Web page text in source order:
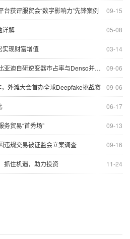
09-15
获评服贸会“数字影响力”先锋案例
05-08
详解
03-14
实现财富增值
09-06
研逆变器市占率与Denso并列全球第一
09-06
外滩大会首办全球Deepfake挑战赛
06-17
09-13
贸易“首秀场”
09-16
违规交易被证监会立案调查
11-24
抓住机遇，助力投资